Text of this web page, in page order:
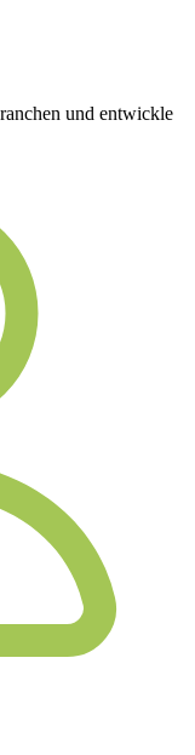
und entwickle